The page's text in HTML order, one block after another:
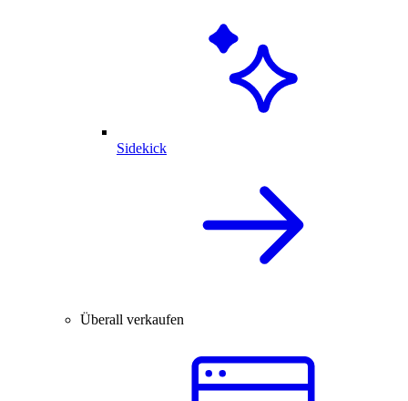
Sidekick
Überall verkaufen